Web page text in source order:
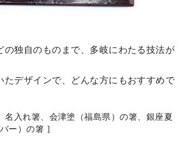
独自のものまで、多岐にわたる技法が
デザインで、どんな方にもおすすめで
入れ箸、会津塗（福島県）の箸、銀座夏
ー）の箸 ]